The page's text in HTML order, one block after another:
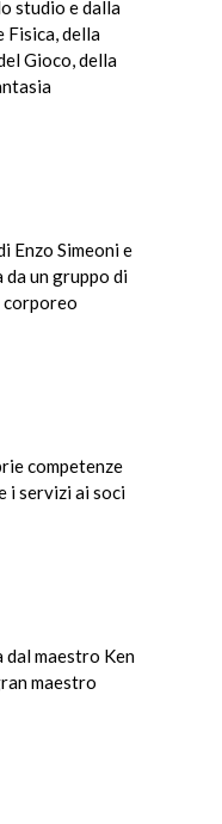
studio e dalla
Fisica, della
Gioco, della
Enzo Simeoni e
un gruppo di
competenze
i servizi ai soci
dal maestro Ken
maestro